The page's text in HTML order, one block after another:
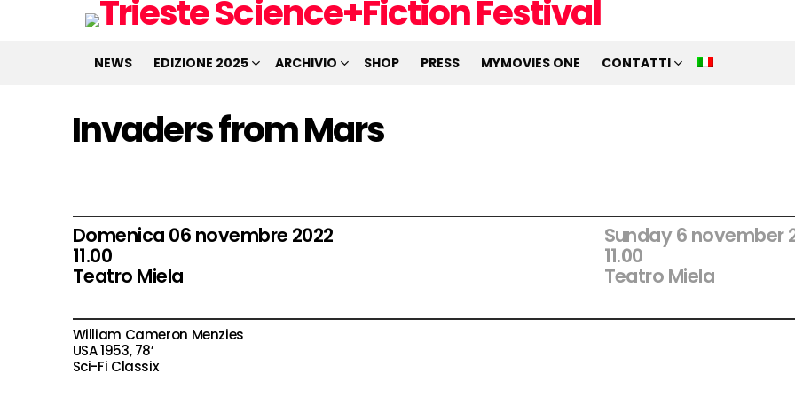
NEWS EDIZIONE 2025 ARCHIVIO SHOP PRESS MYMOVIES ONE CONTATTI
Invaders from Mars
Domenica 06 novembre 2022
11.00
Teatro Miela
Sunday 6 november
11.00
Teatro Miela
William Cameron Menzies
USA 1953, 78’
Sci-Fi Classix